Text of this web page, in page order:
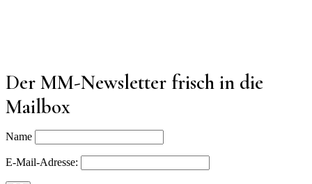
Der MM-Newsletter frisch in die
Mailbox
Name
E-Mail-Adresse: